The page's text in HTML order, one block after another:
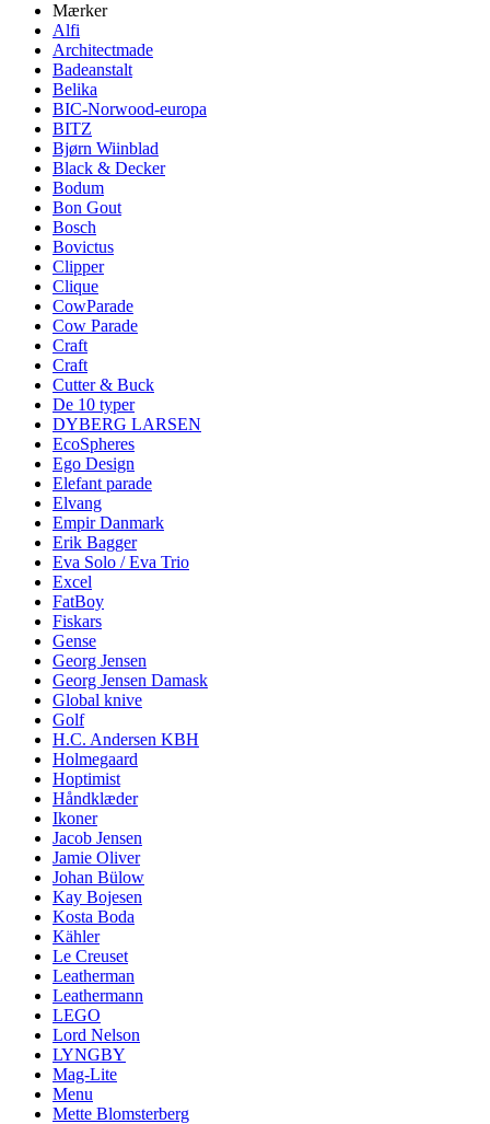
Mærker
Alfi
Architectmade
Badeanstalt
Belika
BIC-Norwood-europa
BITZ
Bjørn Wiinblad
Black & Decker
Bodum
Bon Gout
Bosch
Bovictus
Clipper
Clique
CowParade
Cow Parade
Craft
Craft
Cutter & Buck
De 10 typer
DYBERG LARSEN
EcoSpheres
Ego Design
Elefant parade
Elvang
Empir Danmark
Erik Bagger
Eva Solo / Eva Trio
Excel
FatBoy
Fiskars
Gense
Georg Jensen
Georg Jensen Damask
Global knive
Golf
H.C. Andersen KBH
Holmegaard
Hoptimist
Håndklæder
Ikoner
Jacob Jensen
Jamie Oliver
Johan Bülow
Kay Bojesen
Kosta Boda
Kähler
Le Creuset
Leatherman
Leathermann
LEGO
Lord Nelson
LYNGBY
Mag-Lite
Menu
Mette Blomsterberg